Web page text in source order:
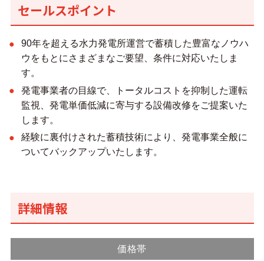
セールスポイント
90年を超える水力発電所運営で蓄積した豊富なノウハ
ウをもとにさまざまなご要望、条件に対応いたしま
す。
発電事業者の目線で、トータルコストを抑制した運転
監視、発電単価低減に寄与する設備改修をご提案いた
します。
経験に裏付けされた蓄積技術により、発電事業全般に
ついてバックアップいたします。
詳細情報
価格帯